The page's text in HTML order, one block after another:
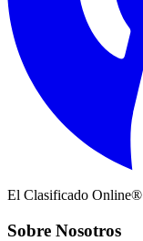
El Clasificado Online®
Sobre Nosotros